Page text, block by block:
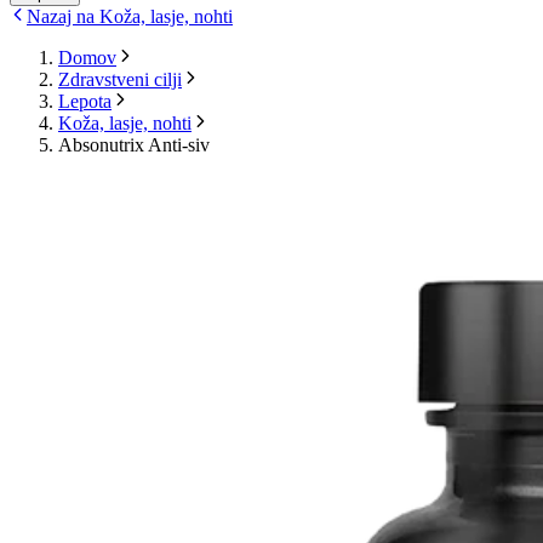
Nazaj na Koža, lasje, nohti
Domov
Zdravstveni cilji
Lepota
Koža, lasje, nohti
Absonutrix Anti-siv